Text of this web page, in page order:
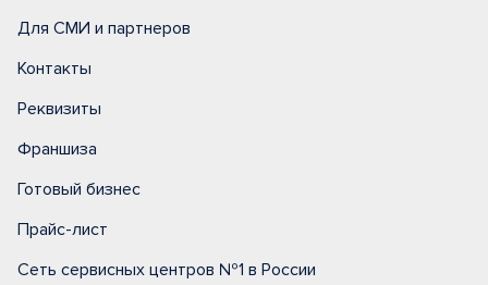
Для СМИ и партнеров
Контакты
Реквизиты
Франшиза
Готовый бизнес
Прайс-лист
Сеть сервисных центров №1 в России